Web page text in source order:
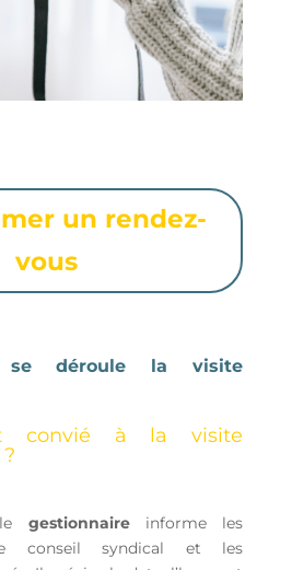
un rendez-
vous
se déroule la visite
convié à la visite
gestionnaireinforme les
le conseil syndical et les